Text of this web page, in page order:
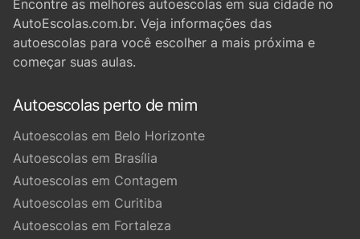
Encontre as melhores autoescolas em sua cidade no
AutoEscolas.com.br. Veja informações das
autoescolas para você escolher a mais próxima e
começar suas aulas.
Autoescolas perto de mim
Autoescolas em Belo Horizonte
Autoescolas em Brasília
Autoescolas em Contagem
Autoescolas em Curitiba
Autoescolas em Fortaleza